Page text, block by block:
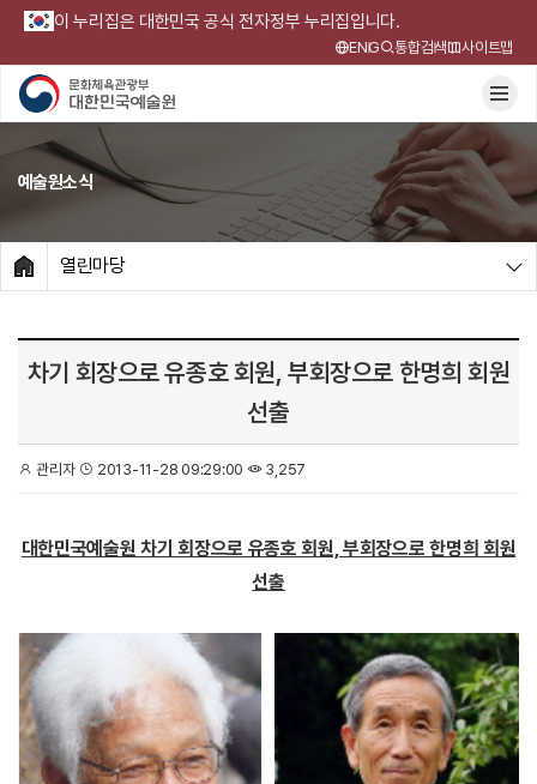
이 누리집은 대한민국 공식 전자정부 누리집입니다.
ENG 통합검색 사이트맵
예술원소식
HOME
열린마당
차기 회장으로 유종호 회원, 부회장으로 한명희 회원
선출
관리자 2013-11-28 09:29:00 3,257
대한민국예술원 차기 회장으로 유종호 회원, 부회장으로 한명희 회원
선출